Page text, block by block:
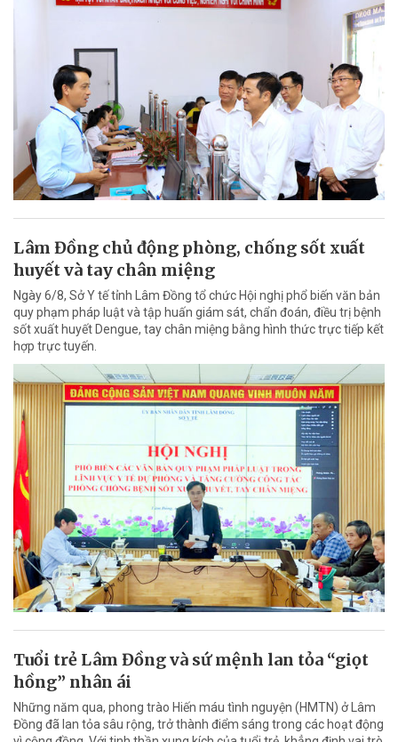
Lâm Đồng chủ động phòng, chống sốt xuất
huyết và tay chân miệng
Ngày 6/8, Sở Y tế tỉnh Lâm Đồng tổ chức Hội nghị phổ biến văn bản
quy phạm pháp luật và tập huấn giám sát, chẩn đoán, điều trị bệnh
sốt xuất huyết Dengue, tay chân miệng bằng hình thức trực tiếp kết
hợp trực tuyến.
Tuổi trẻ Lâm Đồng và sứ mệnh lan tỏa “giọt
hồng” nhân ái
Những năm qua, phong trào Hiến máu tình nguyện (HMTN) ở Lâm
Đồng đã lan tỏa sâu rộng, trở thành điểm sáng trong các hoạt động